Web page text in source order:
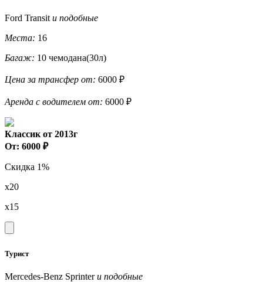
Ford Transit и подобные
Места: 16
Багаж: 10 чемодана(30л)
Цена за трансфер от: 6000 ₽
Аренда с водителем от: 6000 ₽
Классик от 2013г
От: 6000 ₽
Скидка 1%
x20
x15
Турист
Mercedes-Benz Sprinterи подобные